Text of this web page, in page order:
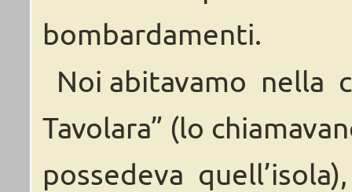
bombardamenti.
Noi abitavamo nella
Tavolara” (lo
possedeva